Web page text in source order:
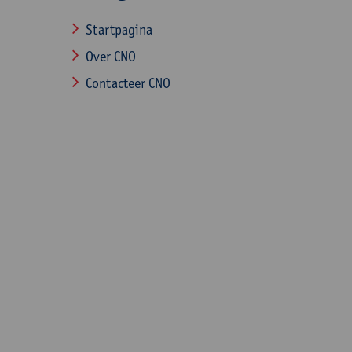
Startpagina
Over CNO
Contacteer CNO